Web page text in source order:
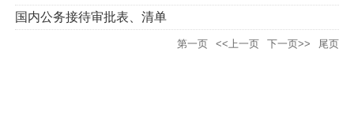
国内公务接待审批表、清单
第一页 <<上一页 下一页>> 尾页